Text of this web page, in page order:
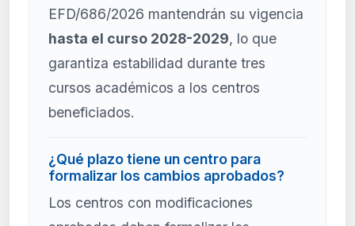
EFD/686/2026 mantendrán su vigencia
hasta el curso 2028-2029, lo que
garantiza estabilidad durante tres
cursos académicos a los centros
beneficiados.
¿Qué plazo tiene un centro para
formalizar los cambios aprobados?
Los centros con modificaciones